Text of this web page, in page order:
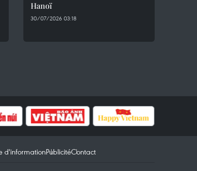
Hanoï
30/07/2026 03:18
d'informationPublicitéContact